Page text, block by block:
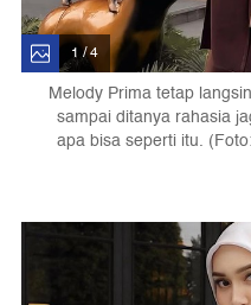
1 / 4
Melody Prima tetap
sampai ditanya rahasia
apa bisa seperti itu.